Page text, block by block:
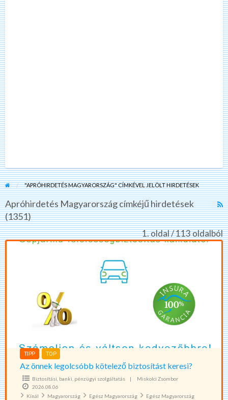
"APRÓHIRDETÉS MAGYARORSZÁG" CÍMKÉVEL JELÖLT HIRDETÉSEK
Apróhirdetés Magyarország címkéjű hirdetések
(1351)
1. oldal / 113 oldalból
biztosítást
TIPP TOP
Az önnek legolcsóbb kötelező biztosítást keresi?
Biztosítási, banki, pénzügyi szolgáltatás |
Miskolci Zsombor
2026.08.06
Kínál
Magyarország Egész Magyarország Egész Magyarország